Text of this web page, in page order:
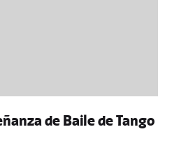
de Baile de Tango